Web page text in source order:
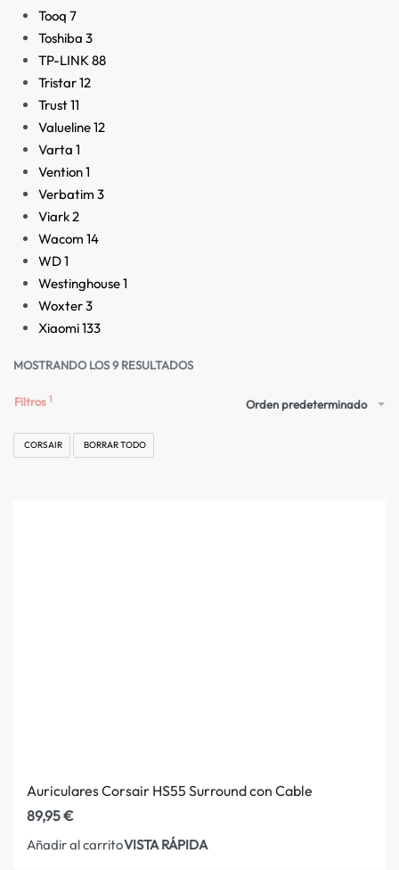
Tooq 7
Toshiba 3
TP-LINK 88
Tristar12
Trust11
Valueline12
Varta 1
Vention1
Verbatim 3
Viark2
Wacom 14
WD1
Westinghouse1
Woxter3
Xiaomi133
MOSTRANDO LOS 9 RESULTADOS
Orden predeterminado
Filtros
CORSAIR BORRAR TODO
Auriculares Corsair HS55 Surround con Cable
89,95€
Añadir al carritoVISTA RÁPIDA